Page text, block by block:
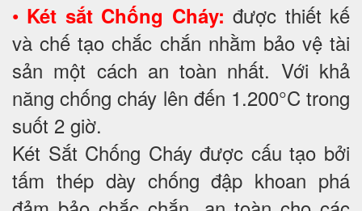
• Két sắt Chống Cháy: được thiết kế
và chế tạo chắc chắn nhằm bảo vệ tài
sản một cách an toàn nhất. Với khả
năng chống cháy lên đến 1.200°C trong
suốt 2 giờ.
Két Sắt Chống Cháy được cấu tạo bởi
tấm thép dày chống đập khoan phá